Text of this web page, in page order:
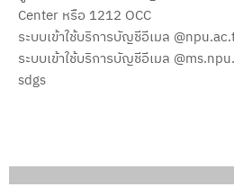
Center หรือ 1212 OCC
ระบบเข้าใช้บริการบัญชีอีเมล
ระบบเข้าใช้บริการบัญชีอีเมล
sdgs